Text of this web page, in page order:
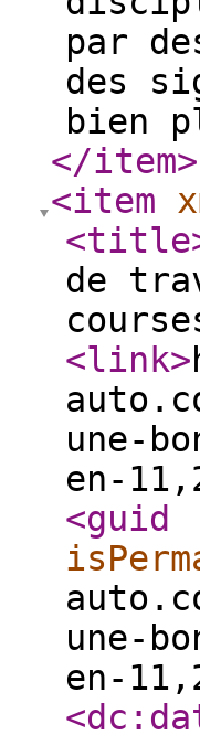
par
des
bien
</item>
<item
<title
de
<link>
une-
en-
<guid
une-
en-